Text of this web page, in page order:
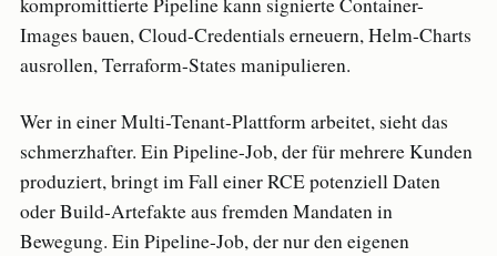
Images bauen, Cloud-Credentials erneuern, Helm-Charts
ausrollen, Terraform-States manipulieren.
Wer in einer Multi-Tenant-Plattform arbeitet, sieht das
schmerzhafter. Ein Pipeline-Job, der für mehrere Kunden
produziert, bringt im Fall einer RCE potenziell Daten
oder Build-Artefakte aus fremden Mandaten in
Bewegung. Ein Pipeline-Job, der nur den eigenen